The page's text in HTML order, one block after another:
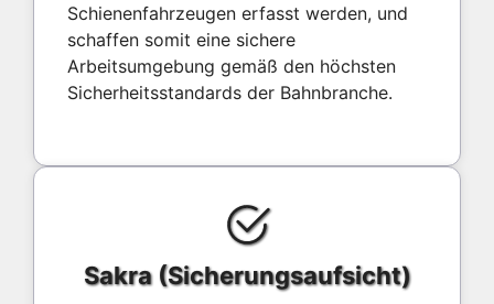
Schienenfahrzeugen erfasst werden, und
schaffen somit eine sichere
Arbeitsumgebung gemäß den höchsten
Sicherheitsstandards der Bahnbranche.
Sakra (Sicherungsaufsicht)